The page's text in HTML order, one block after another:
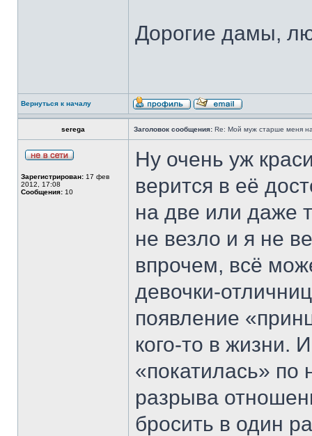
Дорогие дамы,
Вернуться к началу
serega Заголовок сообщения: Re: Мой муж старше меня
Зарегистрирован: 17 фев
2012, 17:08
Сообщения: 10
Ну очень уж
верится в её
на две или даже
не везло и я не
впрочем, всё
девочки-
появление
кого-то в жизни.
«покатилась» по
разрыва
бросить в один